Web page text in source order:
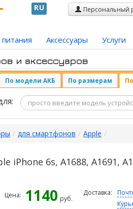
RU Персональный
Аксессуары Услуги
и аксессуаров
По модели АКБ По размерам
/ для смартфонов / Apple /
iPhone 6s, A1688, A1691,
Цена: 1140 руб.
Доставка: